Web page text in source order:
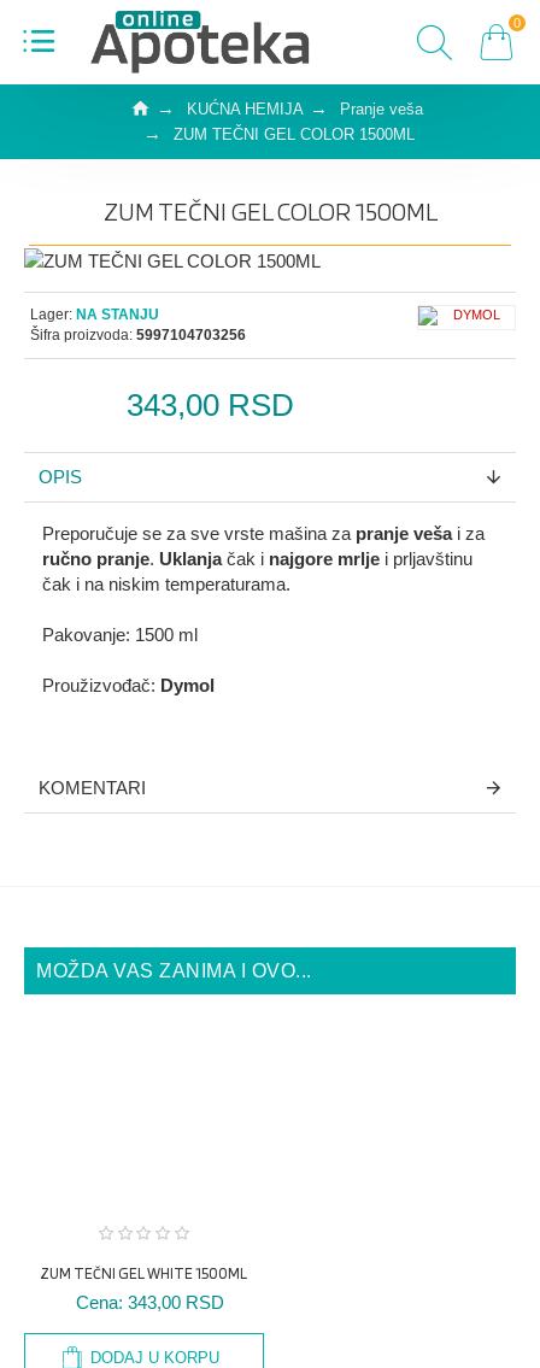
0
KUĆNA HEMIJA
Pranje veša
ZUM TEČNI GEL COLOR 1500ML
ZUM TEČNI GEL COLOR 1500ML
343,00 RSD
Lager: NA STANJU
Šifra proizvoda: 5997104703256
OPIS
Preporučuje se za sve vrste mašina za pranje vešai za
ručno pranje. Uklanjačak i najgore mrlje i prljavštinu
čak i na niskim temperaturama.
Pakovanje: 1500 ml
Proužizvođač: Dymol
KOMENTARI
MOŽDA VAS ZANIMA I OVO...
ZUM TEČNI GEL WHITE 1500ML
Cena: 343,00 RSD
DODAJ U KORPU